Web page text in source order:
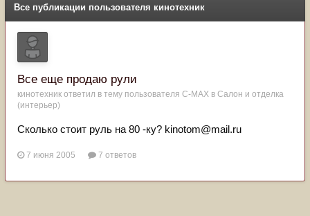
Все публикации пользователя кинотехник
Все еще продаю рули
кинотехник ответил в тему пользователя C-MAX в Салон и отделка
(интерьер)
Сколько стоит руль на 80 -ку? kinotom@mail.ru
7 июня 2005 7 ответов